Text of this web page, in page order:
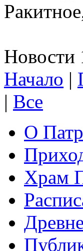
Новости
Начало |
| Все
О
Храм